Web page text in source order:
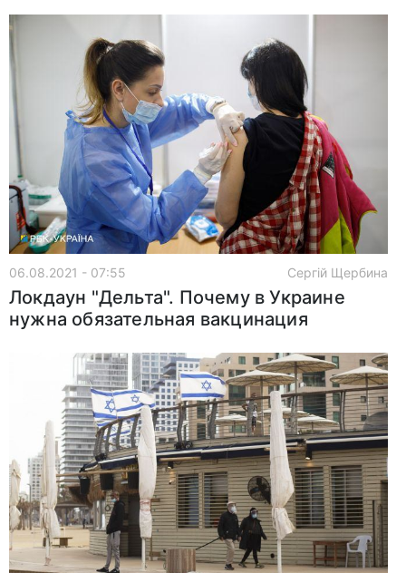
06.08.2021 - 07:55 Сергій Щербина
Локдаун "Дельта". Почему в Украине
нужна обязательная вакцинация